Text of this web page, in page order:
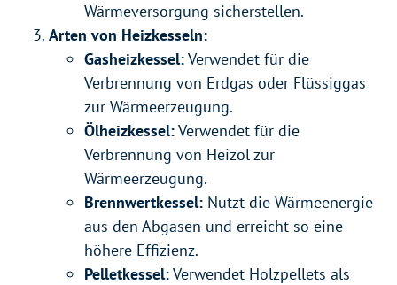
Wärmeversorgung sicherstellen.
Arten von Heizkesseln:
Gasheizkessel:Verwendet für die
Verbrennung von Erdgas oder Flüssiggas
zur Wärmeerzeugung.
Ölheizkessel:Verwendet für die
Verbrennung von Heizöl zur
Wärmeerzeugung.
Brennwertkessel: Nutzt die Wärmeenergie
aus den Abgasen und erreicht so eine
höhere Effizienz.
Pelletkessel:Verwendet Holzpellets als